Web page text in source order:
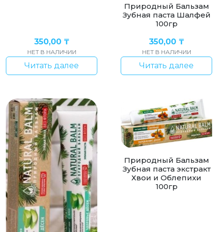
350,00 ₸
НЕТ В НАЛИЧИИ
Читать далее
Природный Бальзам
Зубная паста Шалфей
100гр
350,00 ₸
НЕТ В НАЛИЧИИ
Читать далее
Природный Бальзам
Зубная паста экстракт
Хвои и Облепихи
100гр